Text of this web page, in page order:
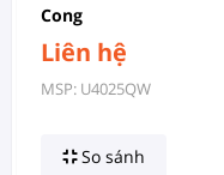
Cong
Liên hệ
MSP: U4025QW
So sánh